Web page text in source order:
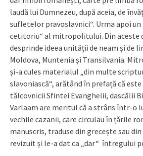
laudă lui Dumnezeu, după aceia, de
sufletelor pravoslavnici“. Urma apoi un
cetitoriu“ al mitropolitului. Din aceste
desprinde ideea unității de neam și de
Moldova, Muntenia și Transilvania.
și-a cules materialul „din multe
slavoniască“, arătând în prefață că
tălcovnicii Sfintei Evanghelii, dascălii
Varlaam are meritul că a strâns într-o
vechile cazanii, care circulau în țările
manuscris, traduse din grecește sau
revizuit și le-a dat ca „dar“ întregului